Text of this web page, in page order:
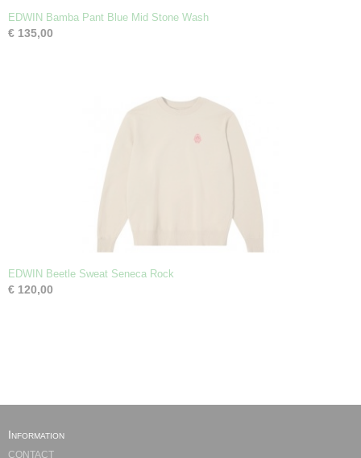
EDWIN Bamba Pant Blue Mid Stone Wash
€ 135,00
EDWIN Beetle Sweat Seneca Rock
€ 120,00
Information
CONTACT